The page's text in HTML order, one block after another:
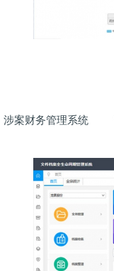
涉案财务管理系统